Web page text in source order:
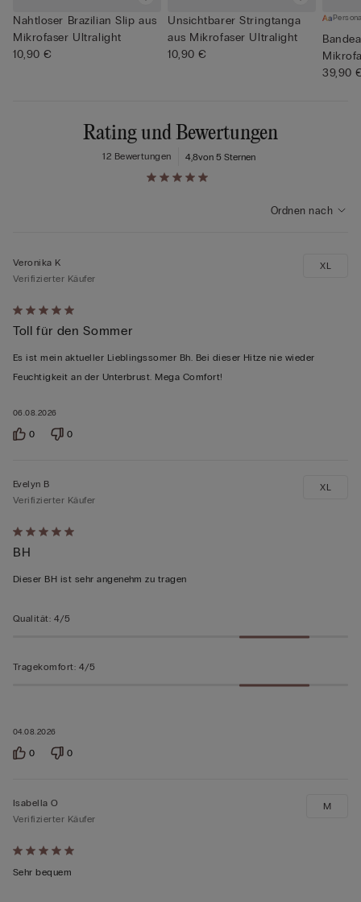
Nahtloser Brazilian Slip aus
Mikrofaser Ultralight
10,90 €
Unsichtbarer Stringtanga
aus Mikrofaser Ultralight
10,90 €
39,90
Rating und Bewertungen
4,8von 5 Sternen
12 Bewertungen
Ordnen nach
Mit
5
von
5
06.08.2026
Veronika K
Verifizierter Käufer
Toll für den Sommer
Es ist mein aktueller Lieblingssomer Bh. Bei dieser Hitze nie wieder
Feuchtigkeit an der Unterbrust. Mega Comfort!
XL
0 0
Mit
5
von
bewertet
04.08.2026
Evelyn B
Verifizierter Käufer
BH
Dieser BH ist sehr angenehm zu tragen
XL
Qualität: 4/5
Tragekomfort: 4/5
0 0
Mit
5
Isabella O
Verifizierter Käufer
Sehr bequem
M